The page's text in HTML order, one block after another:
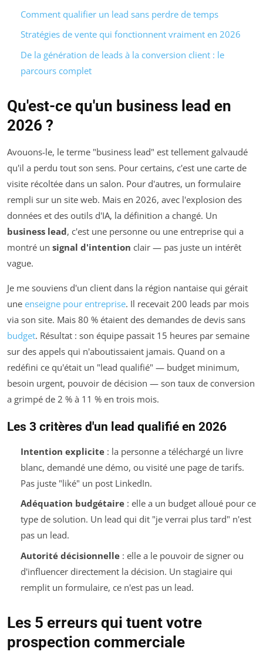
Comment qualifier un lead sans perdre de temps
Stratégies de vente qui fonctionnent vraiment en 2026
De la génération de leads à la conversion client : le
parcours complet
Qu'est-ce qu'un business lead en
2026 ?
Avouons-le, le terme "business lead" est tellement galvaudé
qu'il a perdu tout son sens. Pour certains, c'est une carte de
visite récoltée dans un salon. Pour d'autres, un formulaire
rempli sur un site web. Mais en 2026, avec l'explosion des
données et des outils d'IA, la définition a changé. Un
business lead, c'est une personne ou une entreprise qui a
montré un signal d'intention clair — pas juste un intérêt
vague.
Je me souviens d'un client dans la région nantaise qui gérait
une enseigne pour entreprise. Il recevait 200 leads par mois
via son site. Mais 80 % étaient des demandes de devis sans
budget. Résultat : son équipe passait 15 heures par semaine
sur des appels qui n'aboutissaient jamais. Quand on a
redéfini ce qu'était un "lead qualifié" — budget minimum,
besoin urgent, pouvoir de décision — son taux de conversion
a grimpé de 2 % à 11 % en trois mois.
Les 3 critères d'un lead qualifié en 2026
Intention explicite: la personne a téléchargé un livre
blanc, demandé une démo, ou visité une page de tarifs.
Pas juste "liké" un post LinkedIn.
Adéquation budgétaire: elle a un budget alloué pour ce
type de solution. Un lead qui dit "je verrai plus tard" n'est
pas un lead.
Autorité décisionnelle: elle a le pouvoir de signer ou
d'influencer directement la décision. Un stagiaire qui
remplit un formulaire, ce n'est pas un lead.
Les 5 erreurs qui tuent votre
prospection commerciale